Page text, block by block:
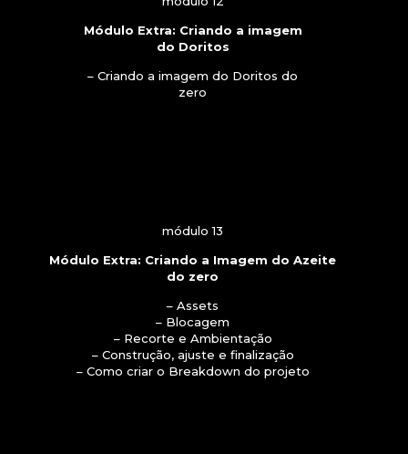
Módulo Extra: Criando a imagem
do Doritos
– Criando a imagem do Doritos do
zero
módulo 13
Módulo Extra: Criando a Imagem do Azeite
do zero
– Assets
– Blocagem
– Recorte e Ambientação
– Construção, ajuste e finalização
– Como criar o Breakdown do projeto